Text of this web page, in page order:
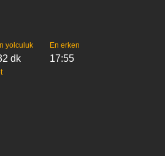
yolculuk
dk
En erken
17:55